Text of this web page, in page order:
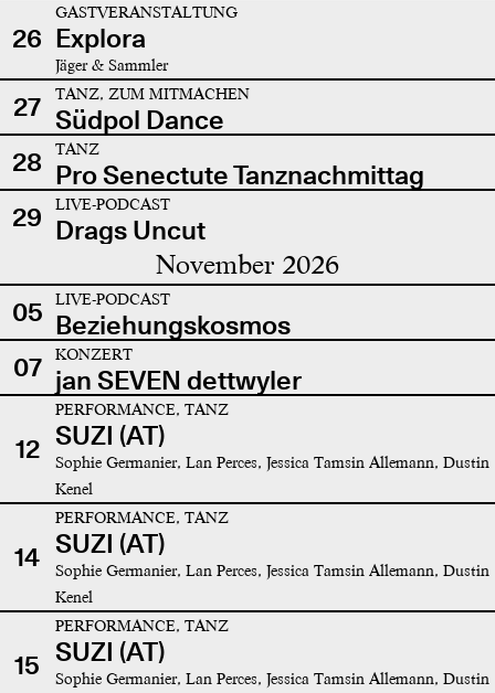
26
GASTVERANSTALTUNG
Explora
Jäger & Sammler
27 TANZ, ZUM MITMACHEN
Südpol Dance
28
TANZ
Pro Senectute Tanznachmittag
29
LIVE-PODCAST
Drags Uncut
November 2026
05 LIVE-PODCAST
Beziehungskosmos
07
KONZERT
jan SEVEN dettwyler
12
PERFORMANCE, TANZ
SUZI (AT)
Sophie Germanier, Lan Perces, Jessica Tamsin Allemann, Dustin
Kenel
14
PERFORMANCE, TANZ
SUZI (AT)
Sophie Germanier, Lan Perces, Jessica Tamsin Allemann, Dustin
Kenel
15
PERFORMANCE, TANZ
SUZI (AT)
Sophie Germanier, Lan Perces, Jessica Tamsin Allemann, Dustin